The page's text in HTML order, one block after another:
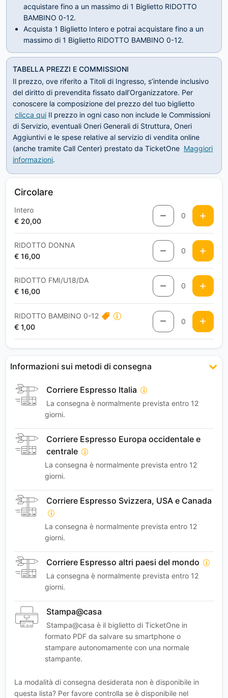
acquistare fino a un massimo di 1 Biglietto RIDOTTO
BAMBINO 0-12.
Acquista 1 Biglietto Intero e potrai acquistare fino a un
massimo di 1 Biglietto RIDOTTO BAMBINO 0-12.
TABELLA PREZZI E COMMISSIONI
Il prezzo, ove riferito a Titoli di Ingresso, s’intende inclusivo
del diritto di prevendita fissato dall’Organizzatore. Per
conoscere la composizione del prezzo del tuo biglietto
clicca qui Il prezzo in ogni caso non include le Commissioni
di Servizio, eventuali Oneri Generali di Struttura, Oneri
Aggiuntivi e le spese relative al servizio di vendita online
(anche tramite Call Center) prestato da TicketOne Maggiori
informazioni.
Circolare
Intero
€ 20,00
0
RIDOTTO DONNA
€ 16,00
0
RIDOTTO FMI/U18/DA
€ 16,00
0
RIDOTTO BAMBINO 0-12
€ 1,00
0
Informazioni sui metodi di consegna
Corriere Espresso Italia
La consegna è normalmente prevista entro 12
giorni.
Corriere Espresso Europa occidentale e
centrale
La consegna è normalmente prevista entro 12
giorni.
Corriere Espresso Svizzera, USA e Canada
La consegna è normalmente prevista entro 12
giorni.
Corriere Espresso altri paesi del mondo
La consegna è normalmente prevista entro 12
giorni.
Stampa@casa
Stampa@casa è il biglietto di TicketOne in
formato PDF da salvare su smartphone o
stampare autonomamente con una normale
stampante.
La modalità di consegna desiderata non è disponibile in
questa lista? Per favore controlla se è disponibile nel